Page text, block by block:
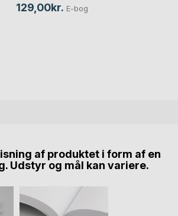
129,00kr. E-bog
af produktet i form af en
Udstyr og mål kan variere.